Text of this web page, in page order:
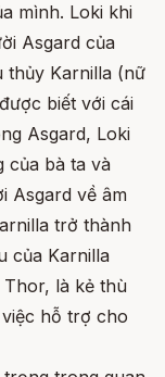
mình. Loki khi
Asgard của
thủy Karnilla (nữ
biết với cái
Asgard, Loki
của bà ta và
Asgard về âm
trở thành
của Karnilla
là kẻ thù
hỗ trợ cho